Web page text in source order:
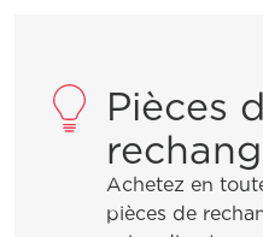
Où puis-je
numéro de série?
Pièces
Achetez en
pièces de